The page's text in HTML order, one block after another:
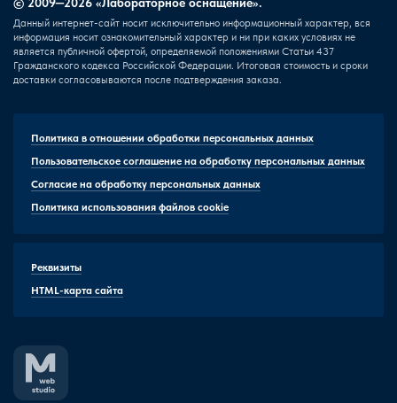
© 2009—2026 «Лабораторное оснащение».
Данный интернет-сайт носит исключительно информационный характер, вся
информация носит ознакомительный характер и ни при каких условиях не
является публичной офертой, определяемой положениями Статьи 437
Гражданского кодекса Российской Федерации. Итоговая стоимость и сроки
доставки согласовываются после подтверждения заказа.
Политика в отношении обработки персональных данных
Пользовательское соглашение на обработку персональных данных
Согласие на обработку персональных данных
Политика использования файлов cookie
Реквизиты
HTML-карта сайта